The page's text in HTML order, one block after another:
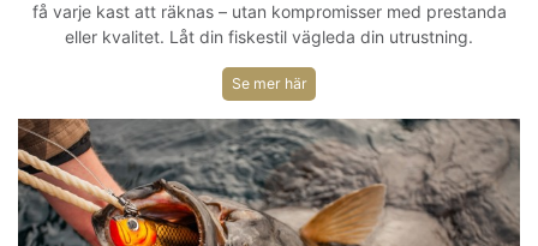
få varje kast att räknas – utan kompromisser med prestanda
eller kvalitet. Låt din fiskestil vägleda din utrustning.
Se mer här